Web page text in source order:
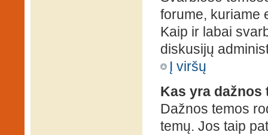
forume, kuriame
Kaip ir labai
diskusijų
Į viršų
Kas yra dažnos
Dažnos temos
temų. Jos taip